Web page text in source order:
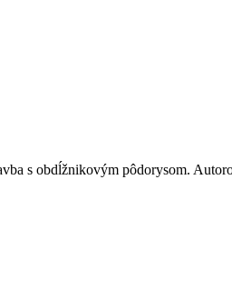
s obdĺžnikovým pôdorysom.